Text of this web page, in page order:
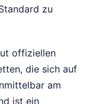
zu
offiziellen
die sich auf
am
ist ein